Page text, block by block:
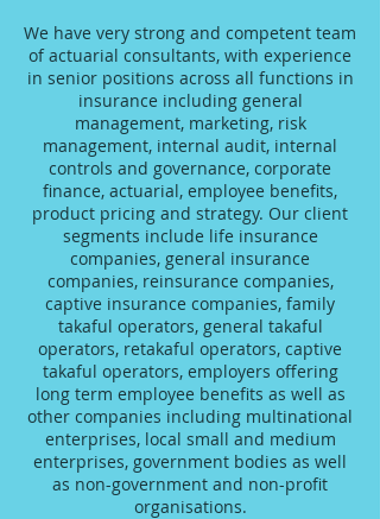
We have very strong and competent team
of actuarial consultants, with experience
in senior positions across all functions in
insurance including general
management, marketing, risk
management, internal audit, internal
controls and governance, corporate
finance, actuarial, employee benefits,
product pricing and strategy. Our client
segments include life insurance
companies, general insurance
companies, reinsurance companies,
captive insurance companies, family
takaful operators, general takaful
operators, retakaful operators, captive
takaful operators, employers offering
long term employee benefits as well as
other companies including multinational
enterprises, local small and medium
enterprises, government bodies as well
as non-government and non-profit
organisations.